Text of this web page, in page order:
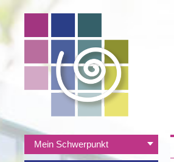
Navigation
überspringen
Mein Schwerpunkt